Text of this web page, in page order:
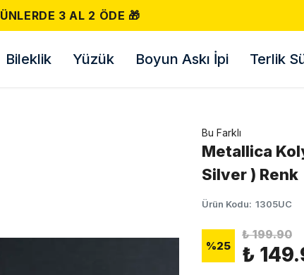
500 TL VE ÜZERI ÜCRETSIZ KARGO! 📦
Bileklik Yüzük Boyun Askı İpi Terlik
Bu Farklı
Metallica
Silver ) Renk
Ürün Kodu: 1305UC
%25
₺ 199.90
₺